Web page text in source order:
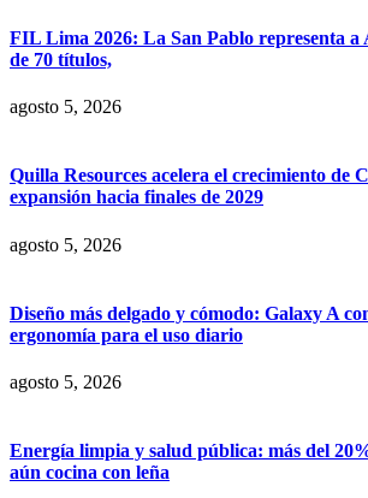
FIL Lima 2026: La San Pablo representa a
de 70 títulos,
agosto 5, 2026
Quilla Resources acelera el crecimiento de
expansión hacia finales de 2029
agosto 5, 2026
Diseño más delgado y cómodo: Galaxy A
ergonomía para el uso diario
agosto 5, 2026
Energía limpia y salud pública: más del
aún cocina con leña